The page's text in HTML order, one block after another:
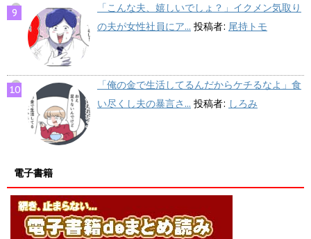
「こんな夫、嬉しいでしょ？」イクメン気取り
の夫が女性社員にア... 投稿者: 尾持トモ
「俺の金で生活してるんだからケチるなよ」食
い尽くし夫の暴言さ... 投稿者: しろみ
電子書籍